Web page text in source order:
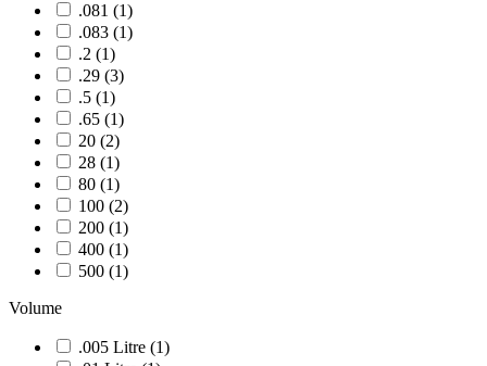
.081 (1)
.083 (1)
.2 (1)
.29 (3)
.5 (1)
.65 (1)
20 (2)
28 (1)
80 (1)
100 (2)
200 (1)
400 (1)
500 (1)
Volume
.005 Litre (1)